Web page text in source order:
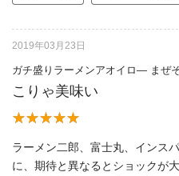
2019年03月23日
ガチ盛りラーメンアオイロ— まぜ
こりゃ美味い
ラーメン二郎、富士丸、インス
に、期待と異なるとショックが